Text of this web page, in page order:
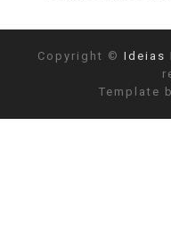
Copyright © Ideias
Template